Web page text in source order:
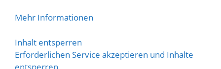
Mehr Informationen
Inhalt entsperren
Erforderlichen Service akzeptieren und Inhalte